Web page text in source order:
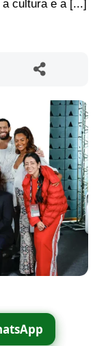
cultura e a [...]